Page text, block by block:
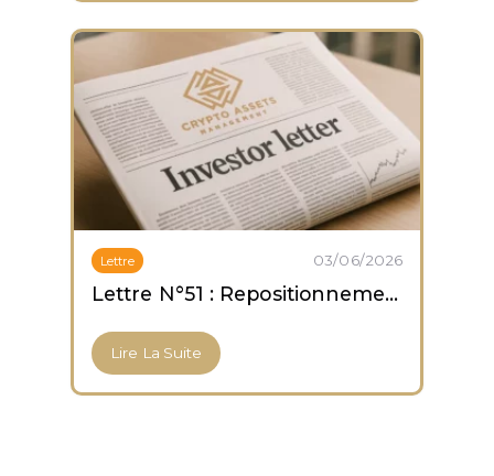
Lettre 03/06/2026
Lettre N°51 : Repositionnement prudent ; capitulation des altcoins ; accumulation des ETF Bitcoin
Lire La Suite